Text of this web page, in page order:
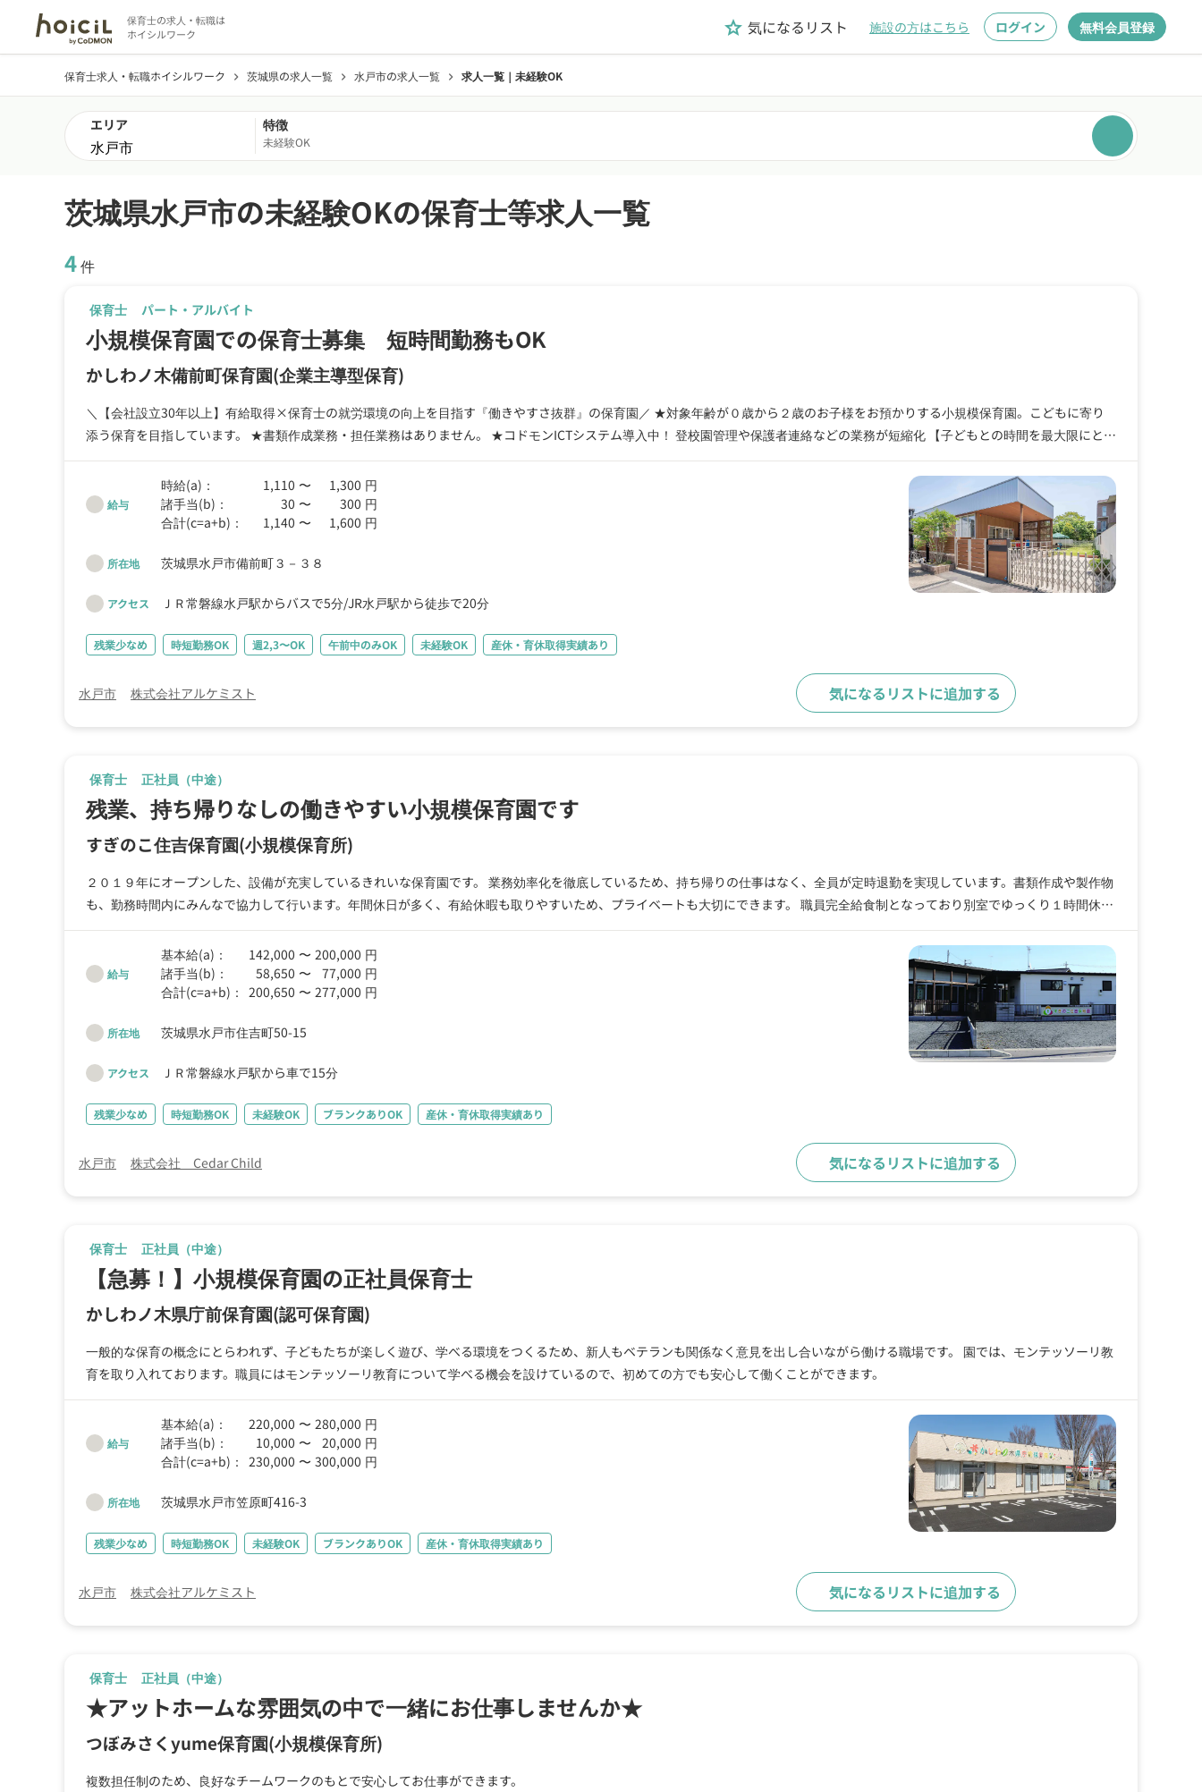
保育士の求人・転職は
ホイシルワーク
grade 気になるリスト 施設の方はこちら ログイン 無料会員登録
保育士求人・転職ホイシルワーク chevron_right 茨城県の求人一覧 chevron_right 水戸市の求人一覧 chevron_right 求人一覧｜未経験OK
エリア 特徴
未経験OK
茨城県水戸市の未経験OKの保育士等求人一覧
4件
保育士 パート・アルバイト
小規模保育園での保育士募集 短時間勤務もOK
かしわノ木備前町保育園(企業主導型保育)
＼【会社設立30年以上】有給取得×保育士の就労環境の向上を目指す『働きやすさ抜群』の保育園／ ★対象年齢が０歳から２歳のお子様をお預かりする小規模保育園。こどもに寄り
添う保育を目指しています。 ★書類作成業務・担任業務はありません。 ★コドモンICTシステム導入中！ 登校園管理や保護者連絡などの業務が短縮化 【子どもとの時間を最大限にとれ
る環境】 ★研修費は園が全額負担OK 正社員もパートも研修に参加してスキルアップも目指せる ★『未経験から保育士に』『ブランクを経て保育士に』 多様な人を受け入れるあたたか
を行っています。 ・給食は200円で利用OK ・パートスタッフも有給取得OK
給与
時給(a)： 1,110 〜 1,300 円
諸手当(b)：
30 〜 300 円
合計(c=a+b)：
1,140 〜 1,600 円
所在地 茨城県水戸市備前町３－３８
アクセス ＪＲ常磐線水戸駅からバスで5分 JR水戸駅から徒歩で20分
残業少なめ 時短勤務OK 週2,3〜OK 午前中のみOK 未経験OK 産休・育休取得実績あり
水戸市 株式会社アルケミスト 気になるリストに追加する
保育士 正社員（中途）
残業、持ち帰りなしの働きやすい小規模保育園です
すぎのこ住吉保育園(小規模保育所)
２０１９年にオープンした、設備が充実しているきれいな保育園です。 業務効率化を徹底しているため、持ち帰りの仕事はなく、全員が定時退勤を実現しています。書類作成や製作物
も、勤務時間内にみんなで協力して行います。年間休日が多く、有給休暇も取りやすいため、プライベートも大切にできます。 職員完全給食制となっており別室でゆっくり１時間休憩
ができます。ユニフォーム支給があるため、エプロンの準備も不要です。 チームワークを大切にしておりピアノや経験よりも人柄を重視しています。預ける側も預かる側も時代にあっ
た保育園づくりを目指しています。 ※無料駐車場完備
給与
基本給(a)： 142,000 〜 200,000 円
諸手当(b)：
58,650 〜 77,000 円
合計(c=a+b)： 200,650 〜 277,000 円
所在地 茨城県水戸市住吉町50-15
アクセス ＪＲ常磐線水戸駅から車で15分
残業少なめ 時短勤務OK 未経験OK ブランクありOK 産休・育休取得実績あり
水戸市 株式会社 Cedar Child 気になるリストに追加する
保育士 正社員（中途）
【急募！】小規模保育園の正社員保育士
かしわノ木県庁前保育園(認可保育園)
一般的な保育の概念にとらわれず、子どもたちが楽しく遊び、学べる環境をつくるため、新人もベテランも関係なく意見を出し合いながら働ける職場です。 園では、モンテッソーリ教
育を取り入れております。職員にはモンテッソーリ教育について学べる機会を設けているので、初めての方でも安心して働くことができます。
給与
基本給(a)： 220,000 〜 280,000 円
諸手当(b)：
10,000 〜 20,000 円
合計(c=a+b)： 230,000 〜 300,000 円
所在地 茨城県水戸市笠原町416-3
残業少なめ 時短勤務OK 未経験OK ブランクありOK 産休・育休取得実績あり
水戸市 株式会社アルケミスト 気になるリストに追加する
保育士 正社員（中途）
★アットホームな雰囲気の中で一緒にお仕事しませんか★
つぼみさくyume保育園(小規模保育所)
複数担任制のため、良好なチームワークのもとで安心してお仕事ができます。